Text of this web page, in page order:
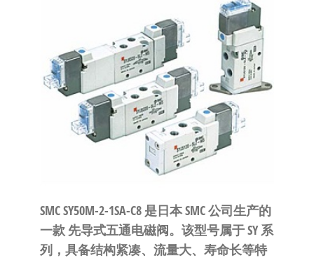
SMC SY50M-2-1SA-C8​ 是日本 SMC 公司生产的
一款 先导式五通电磁阀。该型号属于 SY 系
列，具备结构紧凑、流量大、寿命长等特